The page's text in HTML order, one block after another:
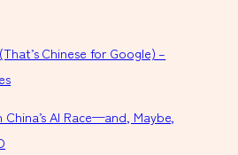
Chinese for Google) –
China’s AI Race—and, Maybe,